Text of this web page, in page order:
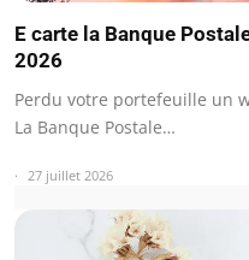
E carte la Banque
2026
Perdu votre portefeuille un
La Banque Postale…
27 juillet 2026